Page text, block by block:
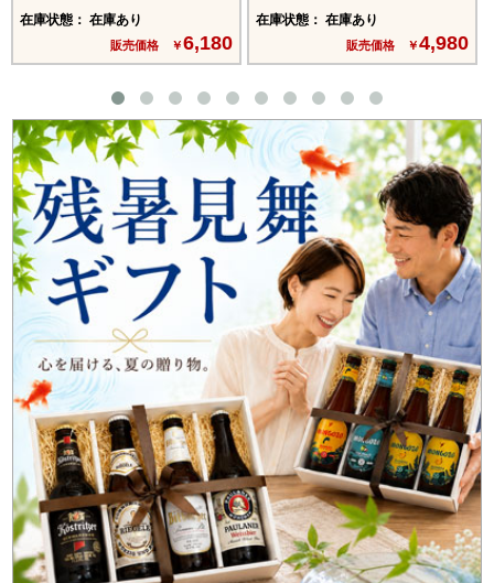
在庫状態： 在庫あり
販売価格 ￥6,180
在庫状態： 在庫あり
販売価格 ￥4,980